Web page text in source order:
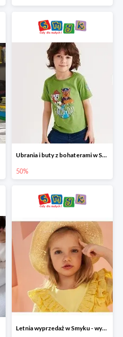
Ubrania i buty z bohaterami w Smyku do -50%
50%
Letnia wyprzedaż w Smyku - wybrane ubrania i buty do -50%